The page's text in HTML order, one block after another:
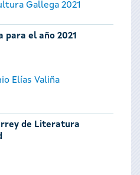
Gallega 2021
para el año 2021
Elías Valiña
de Literatura